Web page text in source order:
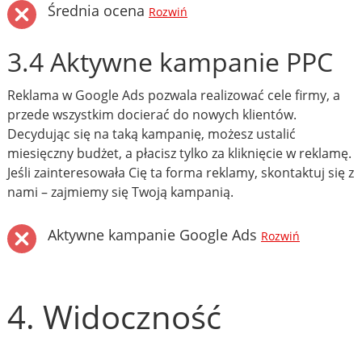
Średnia ocena Rozwiń
3.4 Aktywne kampanie PPC
Reklama w Google Ads pozwala realizować cele firmy, a
przede wszystkim docierać do nowych klientów.
Decydując się na taką kampanię, możesz ustalić
miesięczny budżet, a płacisz tylko za kliknięcie w reklamę.
Jeśli zainteresowała Cię ta forma reklamy, skontaktuj się z
nami – zajmiemy się Twoją kampanią.
Aktywne kampanie Google Ads Rozwiń
4. Widoczność